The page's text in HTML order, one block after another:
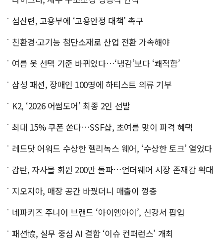
섬산련, 고용부에 ‘고용안정 대책’ 촉구
친환경·고기능 첨단소재로 산업 전환 가속해야
여름 옷 선택 기준 바뀌었다…‘냉감’보다 ‘쾌적함’
삼성 패션, 장애인 100명에 하티스트 의류 기부
K2, ‘2026 어썸도어’ 최종 2인 선발
최대 15% 쿠폰 쏜다…SSF샵, 초여름 맞이 파격 혜택
레드닷 어워드 수상한 헬리녹스 웨어, ‘수상한 토크’ 열었다
감탄, 자사몰 회원 200만 돌파…언더웨어 시장 존재감 확대
지오지아, 매장 공간 바꿨더니 매출이 껑충
네파키즈 주니어 브랜드 ‘아이엠아이’, 신강서 팝업
패션協, 실무 중심 AI 결합 ‘이슈 컨퍼런스’ 개최